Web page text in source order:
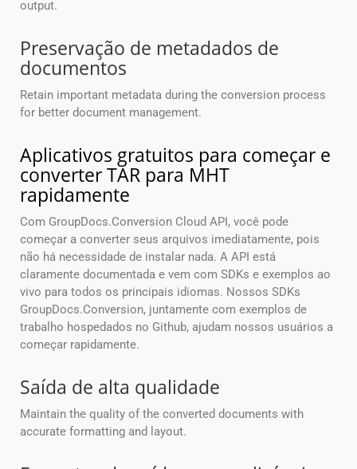
output.
Preservação de metadados de
documentos
Retain important metadata during the conversion process
for better document management.
Aplicativos gratuitos para começar e
converter TAR para MHT
rapidamente
Com GroupDocs.Conversion Cloud API, você pode
começar a converter seus arquivos imediatamente, pois
não há necessidade de instalar nada. A API está
claramente documentada e vem com SDKs e exemplos ao
vivo para todos os principais idiomas. Nossos SDKs
GroupDocs.Conversion, juntamente com exemplos de
trabalho hospedados no Github, ajudam nossos usuários a
começar rapidamente.
Saída de alta qualidade
Maintain the quality of the converted documents with
accurate formatting and layout.